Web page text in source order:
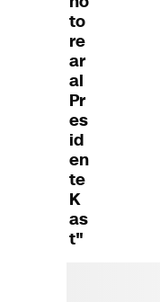
to
re
ar
al
Pr
es
id
en
te
K
as
t"